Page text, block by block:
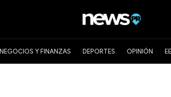
NEGOCIOS Y FINANZAS DEPORTES OPINIÓN